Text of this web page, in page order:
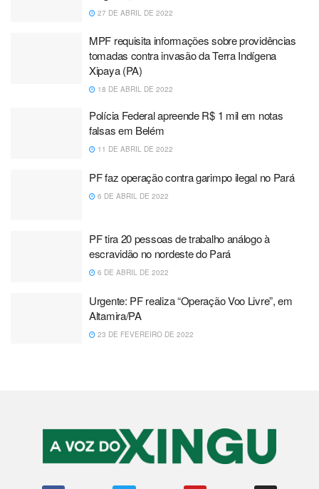
27 DE ABRIL DE 2022
MPF requisita informações sobre providências
tomadas contra invasão da Terra Indígena
Xipaya (PA)
18 DE ABRIL DE 2022
Polícia Federal apreende R$ 1 mil em notas
falsas em Belém
11 DE ABRIL DE 2022
PF faz operação contra garimpo ilegal no Pará
6 DE ABRIL DE 2022
PF tira 20 pessoas de trabalho análogo à
escravidão no nordeste do Pará
6 DE ABRIL DE 2022
Urgente: PF realiza “Operação Voo Livre”, em
Altamira/PA
23 DE FEVEREIRO DE 2022